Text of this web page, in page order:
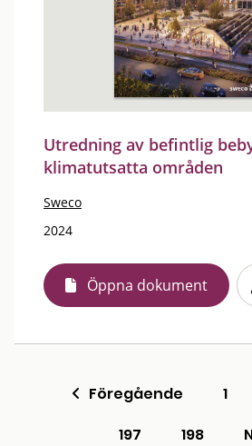
Utredning av befintlig
klimatutsatta områden
Sweco
2024
Öppna dokument
Föregående 1
197
198